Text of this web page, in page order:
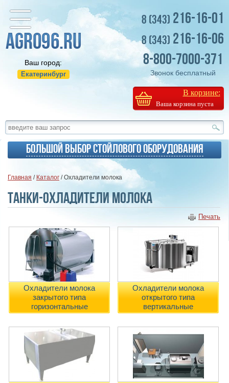
Ваш город:
Екатеринбург
8 (343) 216-16-01
8 (343) 216-16-06
8-800-7000-371
Звонок бесплатный
В корзине:
Ваша корзина пуста
Большой выбор стойлового оборудования
Главная / Каталог / Охладители молока
Танки-охладители молока
Печать
Охладители молока
закрытого типа
горизонтальные
Охладители молока
открытого типа
вертикальные